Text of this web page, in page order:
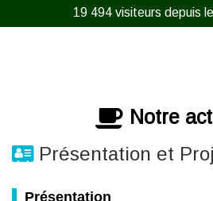
19 494 visiteurs depuis
Notre
Présentation et
Présentation